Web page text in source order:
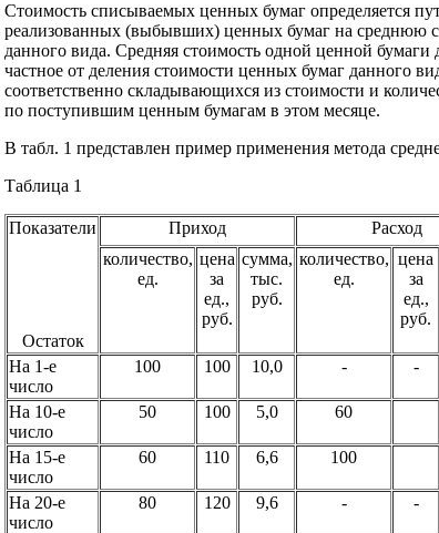
Стоимость списываемых ценных бумаг определяется
реализованных (выбывших) ценных бумаг на среднюю
данного вида. Средняя стоимость одной ценной бумаги
частное от деления стоимости ценных бумаг данного
соответственно складывающихся из стоимости и
по поступившим ценным бумагам в этом месяце.
В табл. 1 представлен пример применения метода
Таблица 1
Показатели
Остаток
Приход Расход
количество,
ед.
цена
за
ед.,
руб.
сумма,
тыс.
руб.
количество,
ед.
цена
за
ед.,
руб.
На 1-е
число
100 100 10,0 - -
На 10-е
число
50 100 5,0 60
На 15-е
число
60 110 6,6 100
На 20-е
число
80 120 9,6 - -